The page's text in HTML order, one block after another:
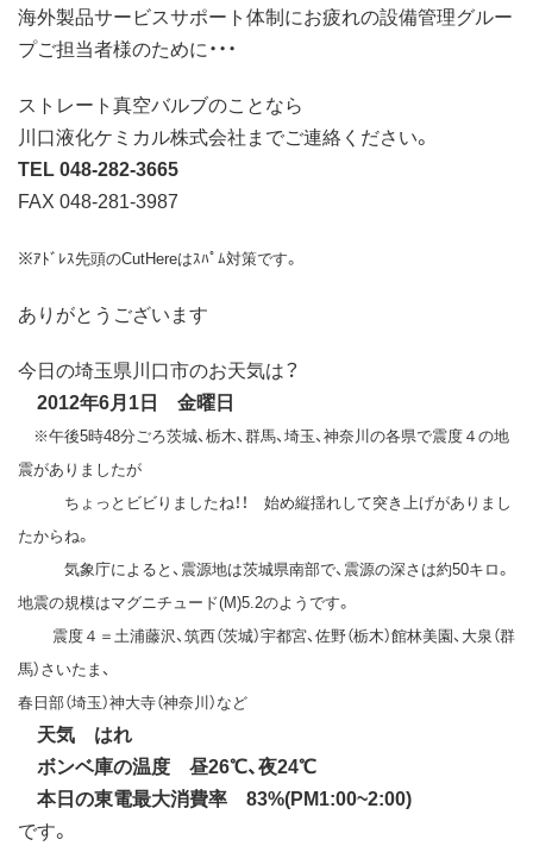
海外製品サービスサポート体制にお疲れの設備管理グルー
プご担当者様のために・・・
ストレート真空バルブのことなら
川口液化ケミカル株式会社までご連絡ください。
TEL 048-282-3665
FAX 048-281-3987
※ｱﾄﾞﾚｽ先頭のCutHereはｽﾊﾟﾑ対策です。
ありがとうございます
今日の埼玉県川口市のお天気は？
2012年6月1日 金曜日
※午後5時48分ごろ茨城、栃木、群馬、埼玉、神奈川の各県で震度４の地
震がありましたが
ちょっとビビりましたね！！ 始め縦揺れして突き上げがありまし
たからね。
気象庁によると、震源地は茨城県南部で、震源の深さは約50キロ。
地震の規模はマグニチュード(M)5.2のようです。
震度４＝土浦藤沢、筑西（茨城）宇都宮、佐野（栃木）館林美園、大泉（群
馬）さいたま、
春日部（埼玉）神大寺（神奈川）など
天気 はれ
ボンベ庫の温度 昼26℃、夜24℃
本日の東電最大消費率 83%(PM1:00~2:00)
です。